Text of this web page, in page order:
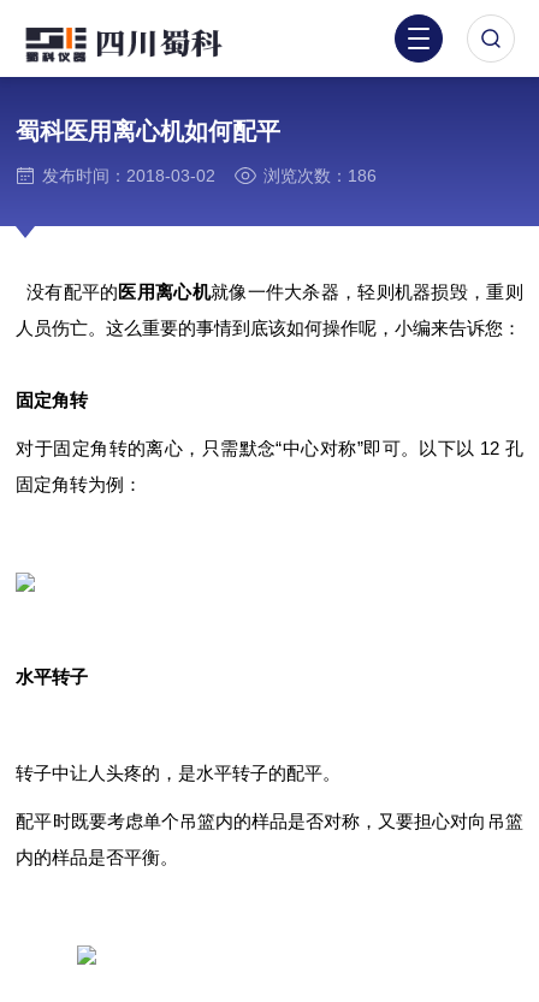
蜀科医用离心机如何配平
发布时间：2018-03-02 浏览次数：186
没有配平的医用离心机就像一件大杀器，轻则机器损毁，重则
人员伤亡。这么重要的事情到底该如何操作呢，小编来告诉您：
固定角转
对于固定角转的离心，只需默念“中心对称”即可。以下以 12 孔
固定角转为例：
水平转子
转子中让人头疼的，是水平转子的配平。
配平时既要考虑单个吊篮内的样品是否对称，又要担心对向吊篮
内的样品是否平衡。